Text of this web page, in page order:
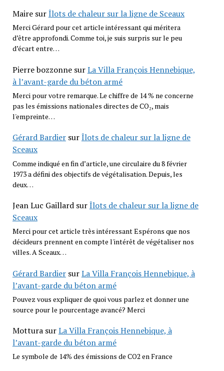
MairesurÎlots de chaleur sur la ligne de Sceaux
Merci Gérard pour cet article intéressant qui méritera
d’être approfondi. Comme toi, je suis surpris sur le peu
d’écart entre…
Pierre bozzonnesurLa Villa François Hennebique,
à l’avant-garde du béton armé
Merci pour votre remarque. Le chiffre de 14 % ne concerne
pas les émissions nationales directes de CO₂, mais
l'empreinte…
Gérard BardiersurÎlots de chaleur sur la ligne de
Sceaux
Comme indiqué en fin d’article, une circulaire du 8 février
1973 a défini des objectifs de végétalisation. Depuis, les
deux…
Jean Luc GaillardsurÎlots de chaleur sur la ligne de
Sceaux
Merci pour cet article très intéressant Espérons que nos
décideurs prennent en compte l'intérêt de végétaliser nos
villes. A Sceaux…
Gérard BardiersurLa Villa François Hennebique, à
l’avant-garde du béton armé
Pouvez vous expliquer de quoi vous parlez et donner une
source pour le pourcentage avancé? Merci
MotturasurLa Villa François Hennebique, à
l’avant-garde du béton armé
Le symbole de 14% des émissions de CO2 en France